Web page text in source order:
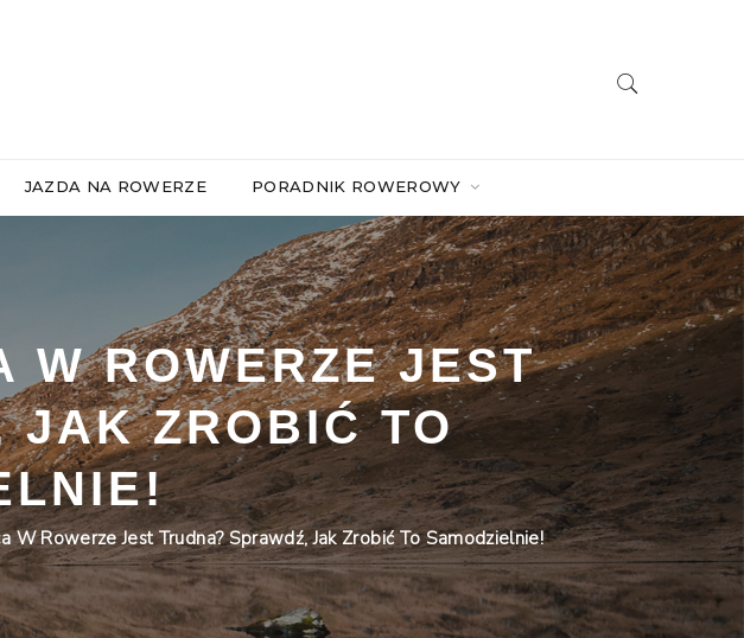
JAZDA NA ROWERZE PORADNIK ROWEROWY
W ROWERZE JEST
JAK ZROBIĆ TO
W Rowerze Jest Trudna? Sprawdź, Jak Zrobić To Samodzielnie!